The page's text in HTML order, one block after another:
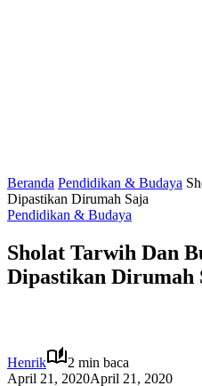
Beranda Pendidikan & Budaya
Dipastikan Dirumah Saja
Pendidikan & Budaya
Sholat Tarwih Dan
Dipastikan Dirumah
Henrik
2 min baca
April 21, 2020April 21, 2020